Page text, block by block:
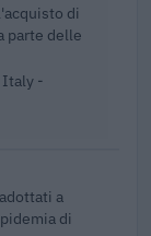
di
parte delle
Italy -
a
di